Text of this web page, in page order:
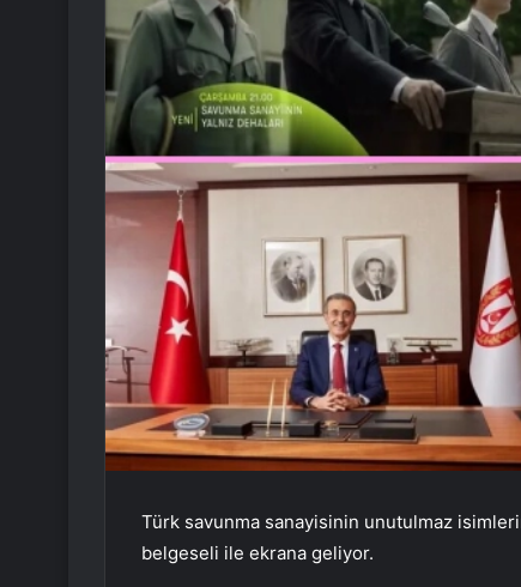
Türk savunma sanayisinin unutulmaz
belgeseli ile ekrana geliyor.